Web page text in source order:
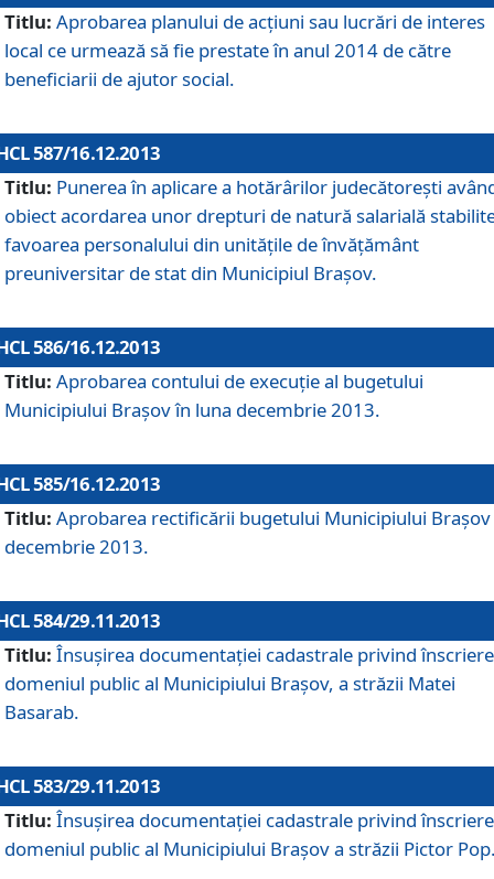
Titlu: Aprobarea planului de acţiuni sau lucrări de interes
local ce urmează să fie prestate în anul 2014 de către
beneficiarii de ajutor social.
587/16.12.2013
Titlu: Punerea în aplicare a hotărârilor judecătoreşti
obiect acordarea unor drepturi de natură salarială
favoarea personalului din unităţile de învăţământ
preuniversitar de stat din Municipiul Braşov.
586/16.12.2013
Titlu: Aprobarea contului de execuţie al bugetului
Municipiului Braşov în luna decembrie 2013.
585/16.12.2013
Titlu: Aprobarea rectificării bugetului Municipiului Braşov
decembrie 2013.
584/29.11.2013
Titlu: Însuşirea documentaţiei cadastrale privind
domeniul public al Municipiului Braşov, a străzii Matei
Basarab.
583/29.11.2013
Titlu: Însuşirea documentaţiei cadastrale privind
domeniul public al Municipiului Braşov a străzii Pictor